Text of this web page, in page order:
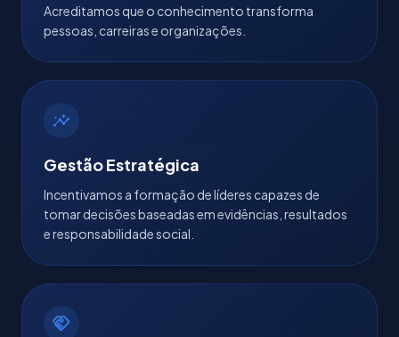
Acreditamos que o conhecimento transforma
pessoas, carreiras e organizações.
insights
Gestão Estratégica
Incentivamos a formação de líderes capazes de
tomar decisões baseadas em evidências, resultados
e responsabilidade social.
handshake